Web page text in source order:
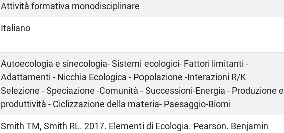
Attività formativa monodisciplinare
Italiano
Autoecologia e sinecologia- Sistemi ecologici- Fattori limitanti -
Adattamenti - Nicchia Ecologica - Popolazione -Interazioni R/K
Selezione - Speciazione -Comunità - Successioni-Energia - Produzione e
produttività - Ciclizzazione della materia- Paesaggio-Biomi
Smith TM, Smith RL. 2017. Elementi di Ecologia. Pearson. Benjamin